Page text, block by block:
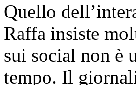
Quello
Raffa insiste
sui social non è
tempo. Il